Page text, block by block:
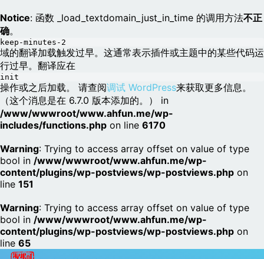
Notice: 函数 _load_textdomain_just_in_time 的调用方法不正
确。
keep-minutes-2
域的翻译加载触发过早。这通常表示插件或主题中的某些代码运
行过早。翻译应在
init
操作或之后加载。 请查阅调试 WordPress来获取更多信息。
（这个消息是在 6.7.0 版本添加的。） in
/www/wwwroot/www.ahfun.me/wp-
includes/functions.php on line 6170
Warning: Trying to access array offset on value of type
bool in /www/wwwroot/www.ahfun.me/wp-
content/plugins/wp-postviews/wp-postviews.php on
line 151
Warning: Trying to access array offset on value of type
bool in /www/wwwroot/www.ahfun.me/wp-
content/plugins/wp-postviews/wp-postviews.php on
line 65